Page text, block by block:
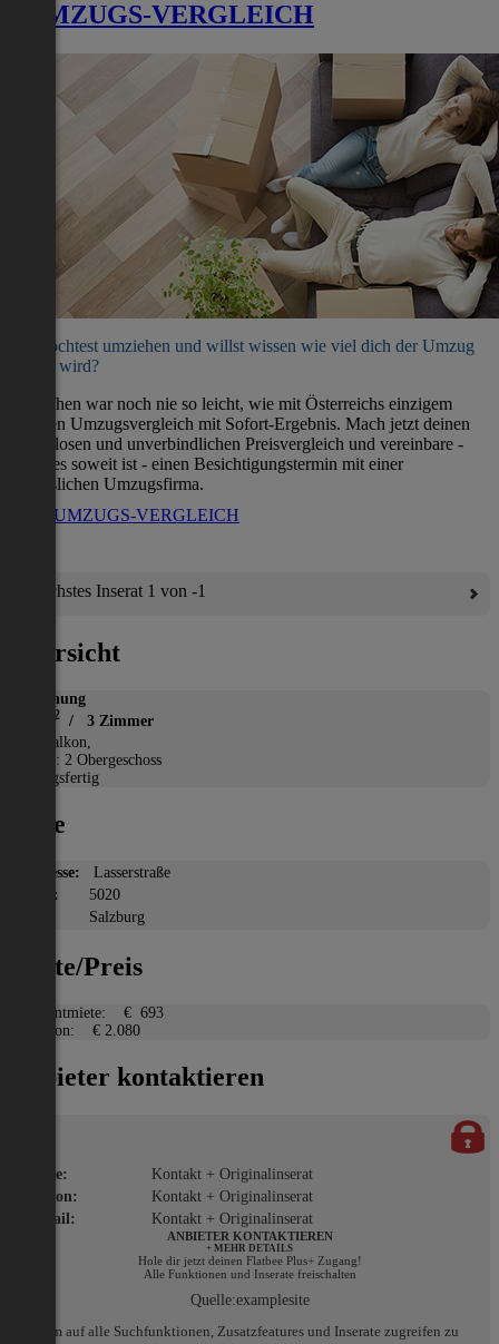
UMZUGS-VERGLEICH
Du möchtest umziehen und willst wissen wie viel dich der Umzug
kosten wird?
Umziehen war noch nie so leicht, wie mit Österreichs einzigem
direkten Umzugsvergleich mit Sofort-Ergebnis. Mach jetzt deinen
kostenlosen und unverbindlichen Preisvergleich und vereinbare -
wenn es soweit ist - einen Besichtigungstermin mit einer
verlässlichen Umzugsfirma.
ZUM UMZUGS-VERGLEICH
Nächstes Inserat 1 von -1
Übersicht
Wohnung
2 / 3 Zimmer
Balkon,
Etage: 2 Obergeschoss
Bezugsfertig
Lage
Adresse:
Lasserstraße
PLZ:
5020
Salzburg
Miete/Preis
Gesamtmiete:
€ 693
Kaution:
€ 2.080
Anbieter kontaktieren
Name:
Kontakt + Originalinserat
Telefon:
Kontakt + Originalinserat
E-Mail:
Kontakt + Originalinserat
ANBIETER KONTAKTIEREN
+ MEHR DETAILS
Hole dir jetzt deinen Flatbee Plus+ Zugang!
Alle Funktionen und Inserate freischalten
Quelle:examplesite
Um auf alle Suchfunktionen, Zusatzfeatures und Inserate zugreifen zu